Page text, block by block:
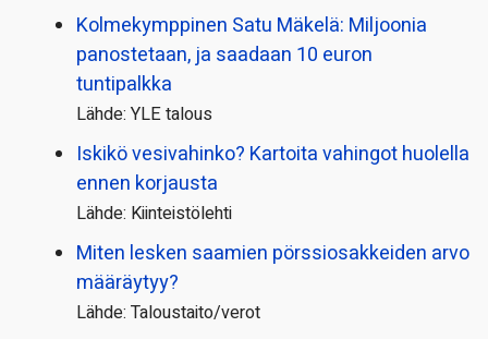
Kolmekymppinen Satu Mäkelä: Miljoonia
panostetaan, ja saadaan 10 euron
tuntipalkka
Lähde: YLE talous
Iskikö vesivahinko? Kartoita vahingot huolella
ennen korjausta
Lähde: Kiinteistölehti
Miten lesken saamien pörssi­osakkeiden arvo
määräytyy?
Lähde: Taloustaito/verot